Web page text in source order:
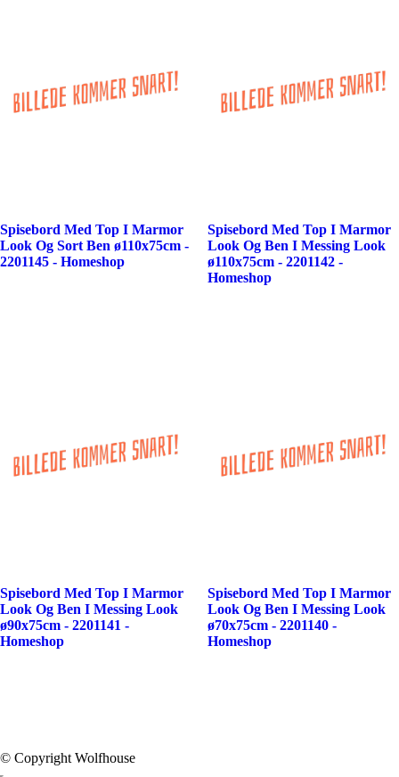
Spisebord Med Top I Marmor
Look Og Sort Ben ø110x75cm -
2201145 - Homeshop
Spisebord Med Top I Marmor
Look Og Ben I Messing Look
ø110x75cm - 2201142 -
Homeshop
Spisebord Med Top I Marmor
Look Og Ben I Messing Look
ø90x75cm - 2201141 -
Homeshop
Spisebord Med Top I Marmor
Look Og Ben I Messing Look
ø70x75cm - 2201140 -
Homeshop
© Copyright Wolfhouse